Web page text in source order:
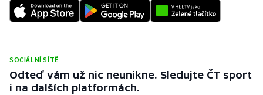
Short track
Stolní tenis
SOCIÁLNÍ SÍTĚ
Odteď vám už nic neunikne. Sledujte ČT sport
i na dalších platformách.